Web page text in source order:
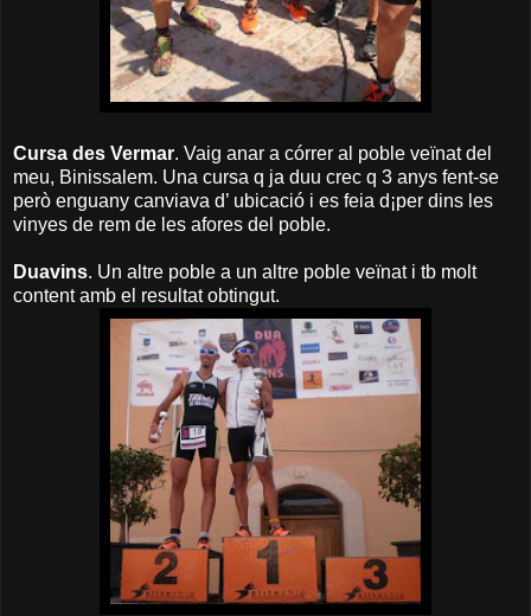
Cursa des Vermar. Vaig anar a córrer al poble veïnat del
meu, Binissalem. Una cursa q ja duu crec q 3 anys fent-se
però enguany canviava d’ ubicació i es feia d¡per dins les
vinyes de rem de les afores del poble.
Duavins. Un altre poble a un altre poble veïnat i tb molt
content amb el resultat obtingut.